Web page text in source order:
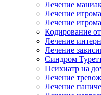
Лечение
Лечение
Лечение
Кодирование
Лечение
Лечение
Синдром
Психиатр на
Лечение
Лечение